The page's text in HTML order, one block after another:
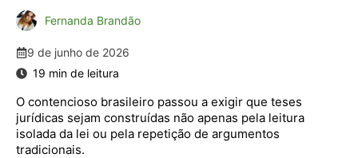
Fernanda Brandão
9 de junho de 2026
O contencioso brasileiro passou a exigir que teses
jurídicas sejam construídas não apenas pela leitura
isolada da lei ou pela repetição de argumentos
tradicionais.